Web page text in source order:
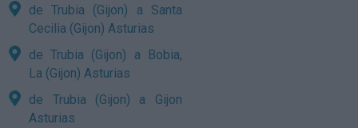
de Trubia (Gijon) a Santa
Cecilia (Gijon) Asturias
de Trubia (Gijon) a Bobia,
La (Gijon) Asturias
de Trubia (Gijon) a Gijon
Asturias